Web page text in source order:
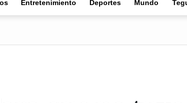
Entretenimiento Deportes Mundo